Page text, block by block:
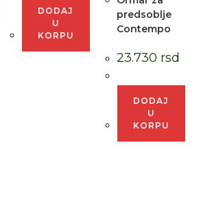
DODAJ
U
KORPU
predsoblje
Contempo
23.730 rsd
DODAJ
U
KORPU